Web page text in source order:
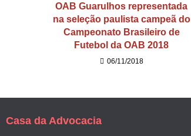
OAB Guarulhos representada
na seleção paulista campeã do
Campeonato Brasileiro de
Futebol da OAB 2018
06/11/2018
Casa da Advocacia